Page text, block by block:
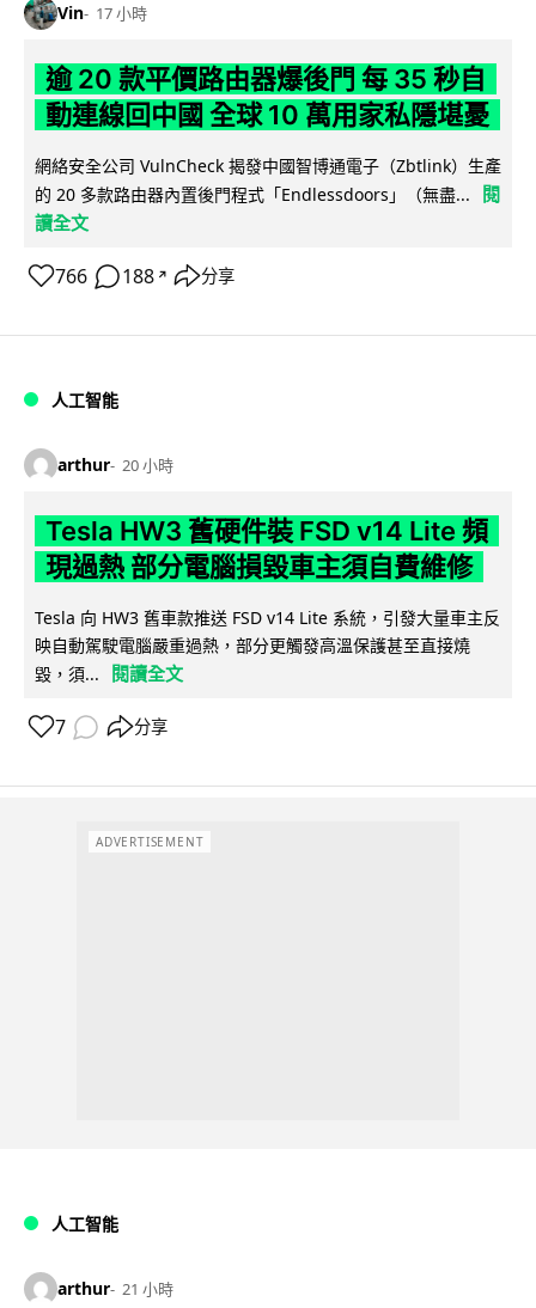
Vin 17 小時
逾 20 款平價路由器爆後門 每 35 秒自
動連線回中國 全球 10 萬用家私隱堪憂
網絡安全公司 VulnCheck 揭發中國智博通電子（Zbtlink）生產
的 20 多款路由器內置後門程式「Endlessdoors」（無盡...
閱
讀全文
766 188 ↗ 分享
人工智能
arthur 20 小時
Tesla HW3 舊硬件裝 FSD v14 Lite 頻
現過熱 部分電腦損毀車主須自費維修
Tesla 向 HW3 舊車款推送 FSD v14 Lite 系統，引發大量車主反
映自動駕駛電腦嚴重過熱，部分更觸發高溫保護甚至直接燒
毀，須...
閱讀全文
7 分享
ADVERTISEMENT
人工智能
arthur 21 小時